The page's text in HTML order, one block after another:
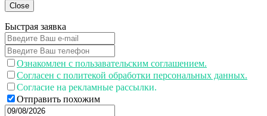
Close
Быстрая заявка
Ознакомлен с пользавательским соглашением.
Согласен с политекой обработки персональных данных.
Согласие на рекламные рассылки.
Отправить похожим